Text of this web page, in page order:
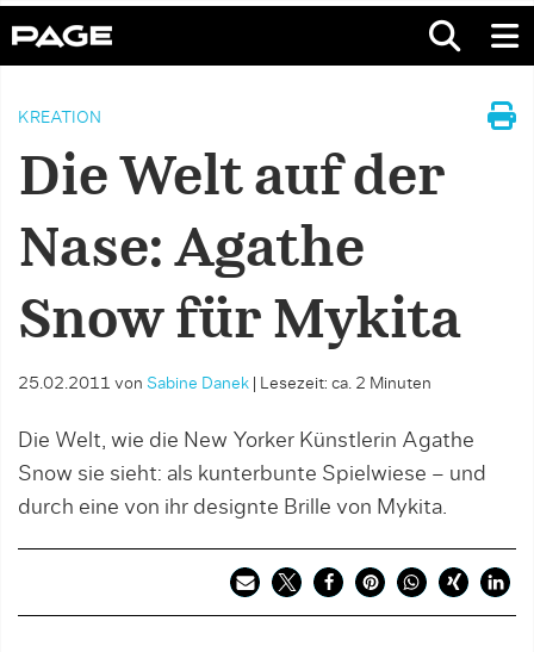
KREATION
Die Welt auf der
Nase: Agathe
Snow für Mykita
25.02.2011 von Sabine Danek Lesezeit: ca. 2 Minuten
Die Welt, wie die New Yorker Künstlerin Agathe
Snow sie sieht: als kunterbunte Spielwiese – und
durch eine von ihr designte Brille von Mykita.